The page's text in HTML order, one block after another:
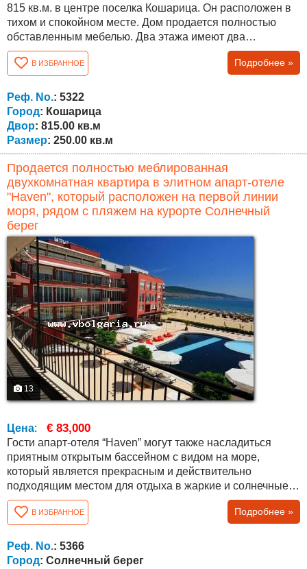
815 кв.м. в центре поселка Кошарица. Он расположен в
тихом и спокойном месте. Дом продается полностью
обставленным мебелью. Два этажа имеют два
отдельных входа. На первом этаже есть коридор, пять
комнат, мини-кухня и две ванные комнаты, подходящие
для сдачи в аренду. Второй этаж: просторный коридор,
две спальни, одна детская комната, гостиная, столовая и
кухня, ванная комната и прачечная....
В ИЗБРАННОЕ Подробнее »
Реф. No.: 5322
Город: Кошарица
Двор: 815.00 кв.м
Размер: 250.00 кв.м
Продается полностью меблированная
двухкомнатная квартира в элитном апарт-отеле
"Haven", который расположен на первой линии
моря, рядом с пляжем на курорте Солнечный
берег
13
Цена: € 83,000
Гости апарт-отеля “Haven” могут также насладиться
приятным открытым бассейном с видом на море,
который является прекрасным и действительно
подходящим местом для отдыха в жаркие и солнечные
летние дни. В бассейне также есть специальная мелкое
отделение для детей. Стильный ресторан предлагает
богатый выбор невероятно вкусных блюд традиционной
болгарской и европейской кухни. Квартира общей
площадью 52 кв.м. с планировкой между...
В ИЗБРАННОЕ Подробнее »
Реф. No.: 5366
Город: Солнечный берег